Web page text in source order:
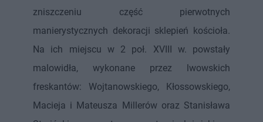
zniszczeniu część pierwotnych
manierystycznych dekoracji sklepień kościoła.
Na ich miejscu w 2 poł. XVIII w. powstały
malowidła, wykonane przez lwowskich
freskantów: Wojtanowskiego, Kłossowskiego,
Macieja i Mateusza Millerów oraz Stanisława